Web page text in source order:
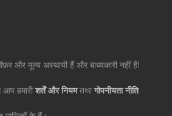
और मूल्य अस्थायी हैं और बाध्यकारी नहीं हैं!
हमारी शर्तें और नियमतथा गोपनीयता नीति